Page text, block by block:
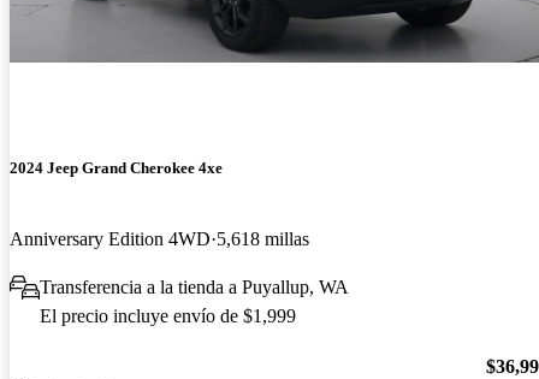
2024 Jeep Grand Cherokee 4xe
Anniversary Edition 4WD 5,618 millas
Transferencia a la tienda a Puyallup, WA
El precio incluye envío de $1,999